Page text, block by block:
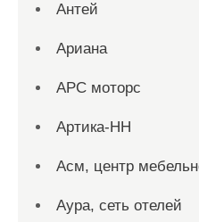
Антей
Ариана
АРС моторс
Артика-НН
Асм, центр
Аура, сеть отелей